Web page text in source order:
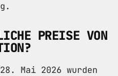
PREISE VON
Mai 2026 wurden